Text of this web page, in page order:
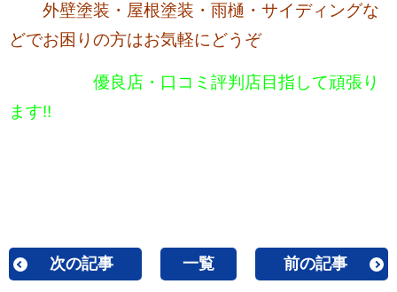
外壁塗装・屋根塗装・雨樋・サイディングな
どでお困りの方はお気軽にどうぞ
優良店・口コミ評判店目指して頑張り
ます!!
次の記事 一覧 前の記事